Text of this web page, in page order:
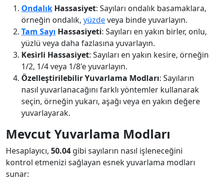
Ondalık Hassasiyet: Sayıları ondalık basamaklara,
örneğin ondalık, yüzdeveya binde yuvarlayın.
Tam Sayı Hassasiyeti: Sayıları en yakın birler, onlu,
yüzlü veya daha fazlasına yuvarlayın.
Kesirli Hassasiyet: Sayıları en yakın kesire, örneğin
1/2, 1/4 veya 1/8'e yuvarlayın.
Özelleştirilebilir Yuvarlama Modları: Sayıların
nasıl yuvarlanacağını farklı yöntemler kullanarak
seçin, örneğin yukarı, aşağı veya en yakın değere
yuvarlayarak.
Mevcut Yuvarlama Modları
Hesaplayıcı, 50.04 gibi sayıların nasıl işleneceğini
kontrol etmenizi sağlayan esnek yuvarlama modları
sunar: